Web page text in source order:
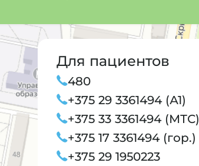
Для пациентов
480
+375 29 3361494 (А1)
+375 33 3361494 (МТС)
+375 17 3361494 (гор.)
+375 29 1950223